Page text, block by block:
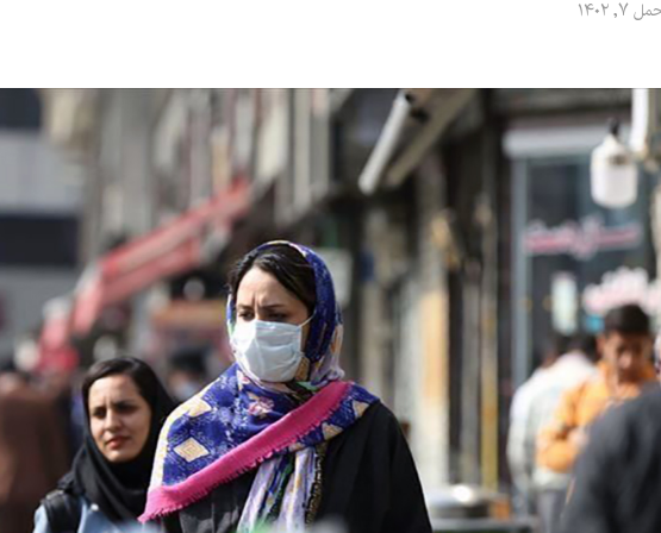
صحت عمومی پایان دهم. من این توصیه را پذیرفتم. بنابراین با امیدواری
برای مدتی با دقت مورد بررسی قرار گرفت و براساس تجزیه و تحلیل دقیق
هشدار داده است که حذف بالاترین سطح هشدار به معنای پایان خطر نیست و گفت
صورت تغییر شرایط بازگردانده شود.
۷, ۱۴۰۲